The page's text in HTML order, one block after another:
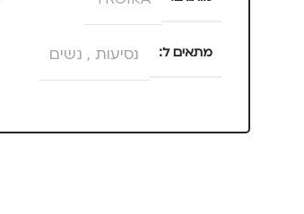
מתאים ל נסיעות , נשים